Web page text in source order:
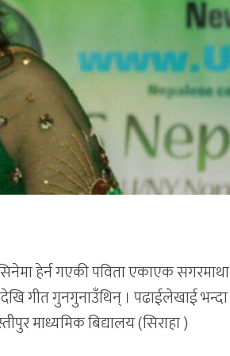
हेर्न गएकी पविता एकाएक सगरमाथा
गीत गुनगुनाउँथिन् । पढाईलेखाई भन्दा
माध्यमिक बिद्यालय (सिराहा )